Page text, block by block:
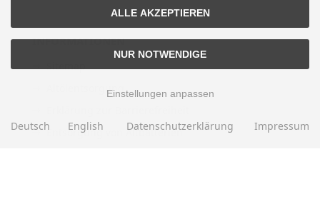
INFORMATIONEN
Sitemap
Altölentsorgung
Entsorgung von Altbatterien
ALLE AKZEPTIEREN
NUR NOTWENDIGE
Einstellungen anpassen
Deutsch English Datenschutzerklärung Impressum